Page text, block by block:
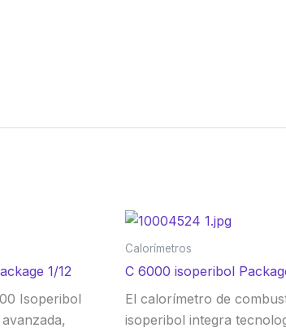
1/12
Isoperibol
Calorímetros
C 6000 isoperibol
El calorímetro de
isoperibol integra